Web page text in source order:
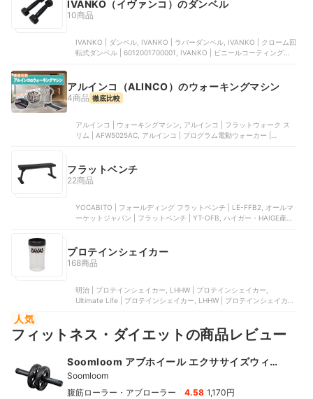
IVANKO（イヴァンコ）のダンベル
10商品
IVANKO | ダンベル, IVANKO | ラバーダンベル, IVANKO | クローム回
転式ダンベル | 6012001700001, IVANKO | ビニールコーティングダ
アルインコ（ALINCO）のウォーキングマシン
4商品 徹底比較
アルインコ | ウォーキングマシン, アルインコ | フラットウォーク ス
リム | AFW5025AC, アルインコ | プログラム電動ウォーカー |
フラットベンチ
22商品
YOCABITO | フォールディング フラットベンチ | LE-FFB2, オールマ
ーケットジャパン | フラットベンチ | YT-OFB, ハイガー・HAIGE産業
プロテインシェイカー
168商品
明治 | プロテインシェイカー, LHHW | プロテインシェイカー,
Ultimate Life | プロテインシェイカー, LHHW | プロテインシェイカ
人気
フィットネス・ダイエットの商品レビュー
Soomloom アブホイール エクササイズウィル
スリムトレーナー
Soomloom
腹筋ローラー・アブローラー
4.58 1,170円